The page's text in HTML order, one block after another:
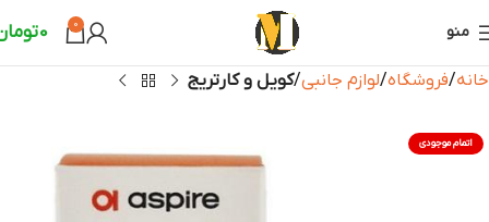
منو 0
0
خانه فروشگاه لوازم جانبی کویل و کارتریج
اتمام موجودی